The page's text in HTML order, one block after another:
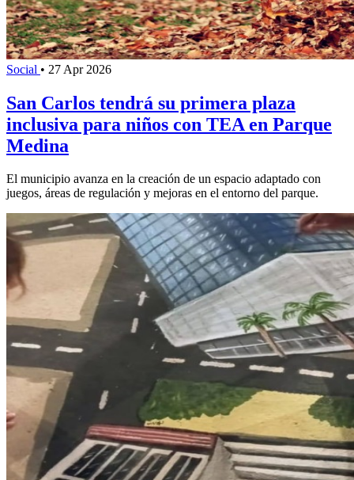
Social • 27 Apr 2026
San Carlos tendrá su primera plaza
inclusiva para niños con TEA en Parque
Medina
El municipio avanza en la creación de un espacio adaptado con
juegos, áreas de regulación y mejoras en el entorno del parque.